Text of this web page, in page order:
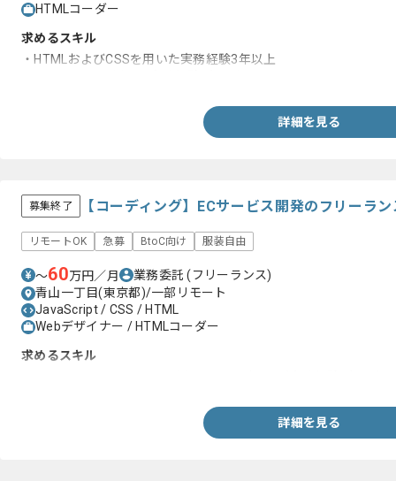
HTMLコーダー
求めるスキル
・HTMLおよびCSSを用いた実務経験3年以上
詳細を見る
募集終了 【コーディング】ECサービス開発のフリーラ
リモートOK 急募 BtoC向け 服装自由
〜60万円／月 業務委託(フリーランス)
青山一丁目(東京都)/一部リモート
JavaScript / CSS / HTML
Webデザイナー / HTMLコーダー
求めるスキル
詳細を見る